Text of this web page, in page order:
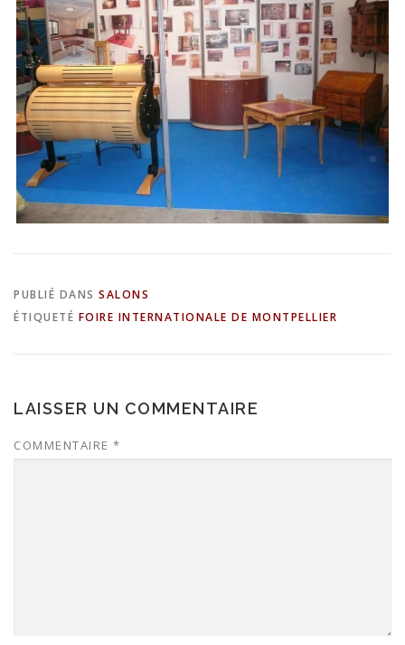
PUBLIÉ DANS SALONS
ÉTIQUETÉ FOIRE INTERNATIONALE DE MONTPELLIER
LAISSER UN COMMENTAIRE
COMMENTAIRE *